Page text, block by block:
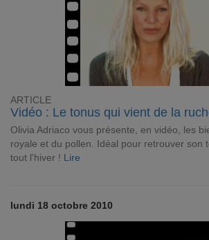
ARTICLE
Vidéo : Le tonus qui vient de la
Olivia Adriaco vous présente, en vidéo, les
royale et du pollen. Idéal pour retrouver son
tout l'hiver ! Lire
lundi 18 octobre 2010